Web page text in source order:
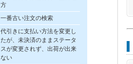
方
一番古い注文の検索
代引きに支払い方法を変更し
たが、未決済のままステータ
スが変更されず、出荷が出来
ない